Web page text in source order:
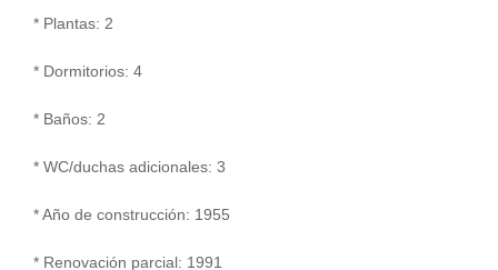
* Plantas: 2
* Dormitorios: 4
* Baños: 2
* WC/duchas adicionales: 3
* Año de construcción: 1955
* Renovación parcial: 1991